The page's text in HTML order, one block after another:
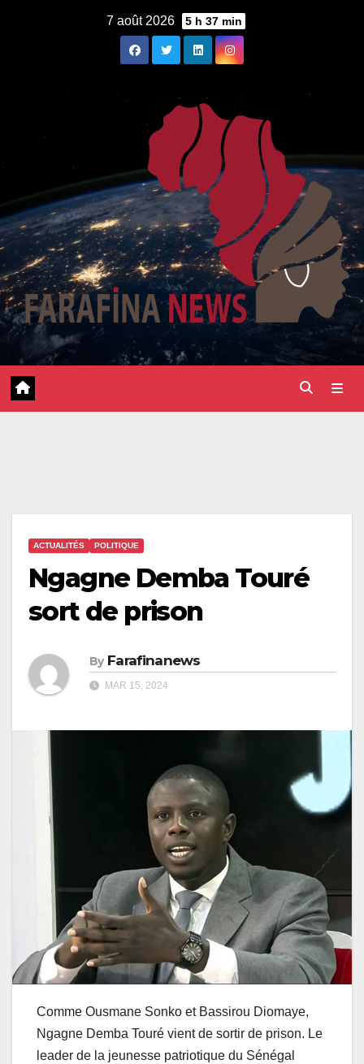
7 août 2026 5 h 37 min
ACTUALITÉS POLITIQUE
Ngagne Demba Touré
sort de prison
By Farafinanews
MAR 15, 2024
Comme Ousmane Sonko et Bassirou Diomaye,
Ngagne Demba Touré vient de sortir de prison. Le
leader de la jeunesse patriotique du Sénégal